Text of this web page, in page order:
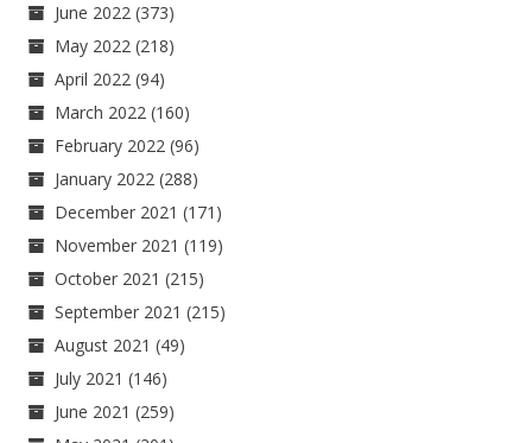
June 2022 (373)
May 2022 (218)
April 2022 (94)
March 2022 (160)
February 2022 (96)
January 2022 (288)
December 2021 (171)
November 2021 (119)
October 2021 (215)
September 2021 (215)
August 2021 (49)
July 2021 (146)
June 2021 (259)